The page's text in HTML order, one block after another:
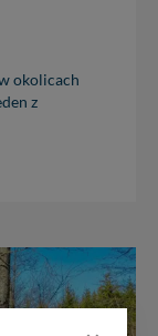
okolicach
z